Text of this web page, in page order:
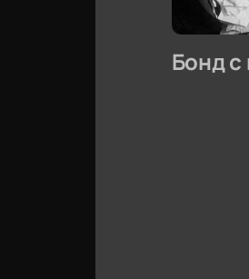
Бонд с